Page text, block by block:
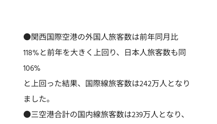
●関西国際空港の外国人旅客数は前年同月比
118%と前年を大きく上回り、日本人旅客数も同
106%
と上回った結果、国際線旅客数は242万人となり
ました。
●三空港合計の国内線旅客数は239万人となり、